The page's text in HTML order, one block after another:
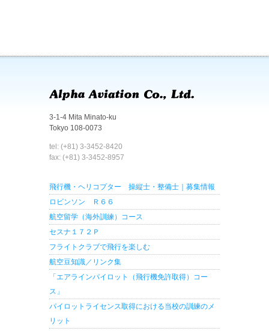
3-1-4 Mita Minato-ku
Tokyo 108-0073
tel: (+81) 3-3452-8420
fax: (+81) 3-3452-8957
飛行機・ヘリコプター 操縦士・整備士｜募集情報
ロビンソン Ｒ６６
航空留学（海外訓練）コース
セスナ１７２Ｐ
フライトクラブで飛行を楽しむ
航空豆知識／リンク集
「エアラインパイロット（飛行機免許取得）コー
ス」
パイロットライセンス取得における当校の訓練のメ
リット